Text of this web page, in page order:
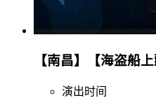
【南昌】【海盗船
演出时间